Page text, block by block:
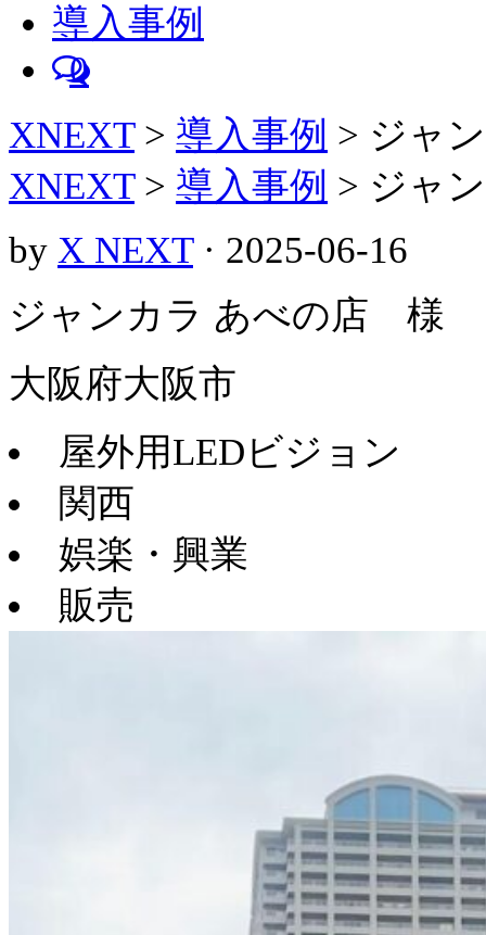
導入事例
0
XNEXT> 導入事例 > ジャ
XNEXT> 導入事例 > ジャ
by X NEXT· 2025-06-16
ジャンカラ あべの店 様
大阪府大阪市
屋外用LEDビジョン
関西
娯楽・興業
販売